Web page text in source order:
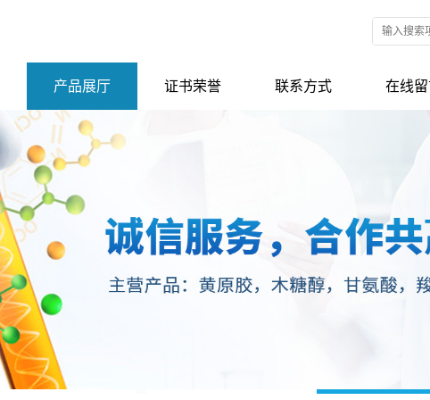
产品展厅 证书荣誉 联系方式 在线